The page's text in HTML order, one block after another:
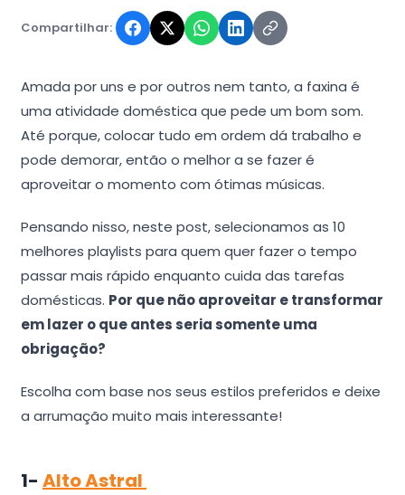
Compartilhar:
Amada por uns e por outros nem tanto, a faxina é
uma atividade doméstica que pede um bom som.
Até porque, colocar tudo em ordem dá trabalho e
pode demorar, então o melhor a se fazer é
aproveitar o momento com ótimas músicas.
Pensando nisso, neste post, selecionamos as 10
melhores playlists para quem quer fazer o tempo
passar mais rápido enquanto cuida das tarefas
domésticas. Por que não aproveitar e transformar
em lazer o que antes seria somente uma
obrigação?
Escolha com base nos seus estilos preferidos e deixe
a arrumação muito mais interessante!
1- Alto Astral